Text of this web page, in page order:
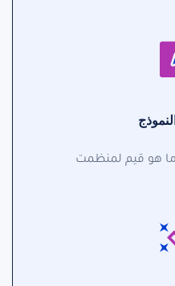
هو قيم لمنظمت